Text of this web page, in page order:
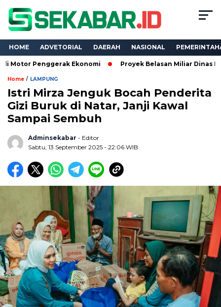
HOME ADVETORIAL DAERAH NASIONAL
Ekonomi Proyek Belasan Miliar Dinas PKPCK
Home / LAMPUNG
Istri Mirza Jenguk Bocah Penderita
Gizi Buruk di Natar, Janji Kawal
Sampai Sembuh
Adminsekabar - Editor
Sabtu, 13 September 2025 - 22:06 WIB